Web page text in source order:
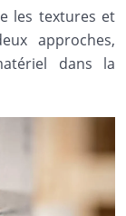
les textures et
approches,
dans la